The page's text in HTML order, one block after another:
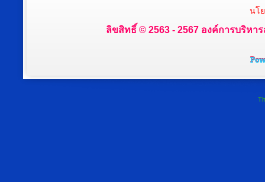
นโ
ลิขสิทธิ์ © 2563 - 2567 องค์การบริหา